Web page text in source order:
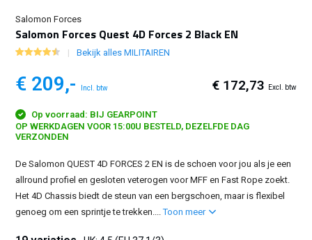
Salomon Forces
Salomon Forces Quest 4D Forces 2 Black EN
Bekijk alles MILITAIREN
€ 209,- Incl. btw € 172,73 Excl. btw
Op voorraad: BIJ GEARPOINT
OP WERKDAGEN VOOR 15:00U BESTELD, DEZELFDE DAG
VERZONDEN
De Salomon QUEST 4D FORCES 2 EN is de schoen voor jou als je een
allround profiel en gesloten veterogen voor MFF en Fast Rope zoekt.
Het 4D Chassis biedt de steun van een bergschoen, maar is flexibel
genoeg om een sprintje te trekken....Toon meer